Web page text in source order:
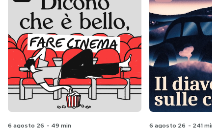
6 agosto 26 - 49 min 6 agosto 26 - 241 min